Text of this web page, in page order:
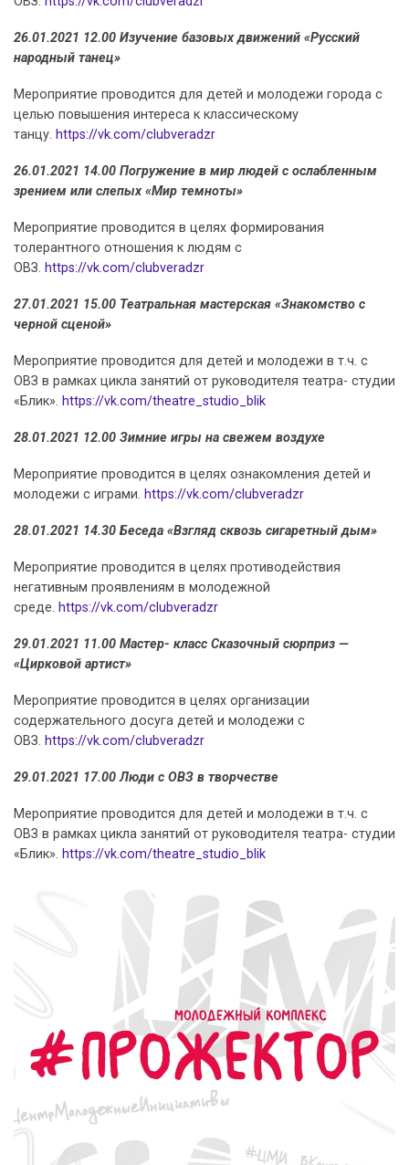
26.01.2021 12.00 Изучение базовых движений «Русский
народный танец»
Мероприятие проводится для детей и молодежи города с
целью повышения интереса к классическому
танцу. https://vk.com/clubveradzr
26.01.2021 14.00 Погружение в мир людей с ослабленным
зрением или слепых «Мир темноты»
Мероприятие проводится в целях формирования
толерантного отношения к людям с
ОВЗ. https://vk.com/clubveradzr
27.01.2021 15.00 Театральная мастерская «Знакомство с
черной сценой»
Мероприятие проводится для детей и молодежи в т.ч. с
ОВЗ в рамках цикла занятий от руководителя театра- студии
«Блик». https://vk.com/theatre_studio_blik
28.01.2021 12.00 Зимние игры на свежем воздухе
Мероприятие проводится в целях ознакомления детей и
молодежи с играми. https://vk.com/clubveradzr
28.01.2021 14.30 Беседа «Взгляд сквозь сигаретный дым»
Мероприятие проводится в целях противодействия
негативным проявлениям в молодежной
среде. https://vk.com/clubveradzr
29.01.2021 11.00 Мастер- класс Сказочный сюрприз —
«Цирковой артист»
Мероприятие проводится в целях организации
содержательного досуга детей и молодежи с
ОВЗ. https://vk.com/clubveradzr
29.01.2021 17.00 Люди с ОВЗ в творчестве
Мероприятие проводится для детей и молодежи в т.ч. с
ОВЗ в рамках цикла занятий от руководителя театра- студии
«Блик». https://vk.com/theatre_studio_blik